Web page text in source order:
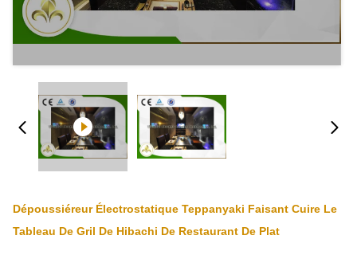
Dépoussiéreur Électrostatique Teppanyaki Faisant Cuire Le
Tableau De Gril De Hibachi De Restaurant De Plat